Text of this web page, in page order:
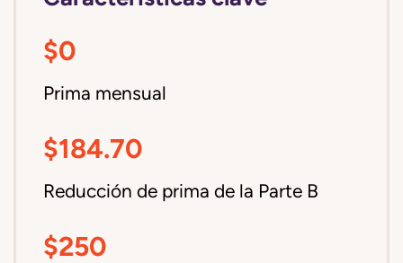
$0
Prima mensual
$184.70
Reducción de prima de la Parte B
$250